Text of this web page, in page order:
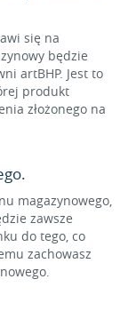
się na
będzie
artBHP. Jest to
produkt
złożonego na
magazynowego,
zawsze
do tego, co
zachowasz